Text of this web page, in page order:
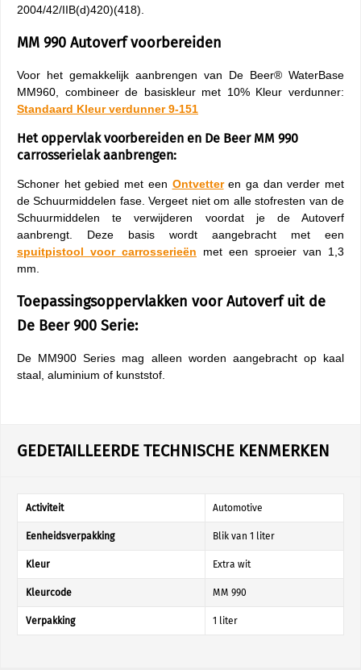
2004/42/IIB(d)420)(418).
MM 990 Autoverf voorbereiden
Voor het gemakkelijk aanbrengen van De Beer® WaterBase
MM960, combineer de basiskleur met 10% Kleur verdunner:
Standaard Kleur verdunner 9-151
Het oppervlak voorbereiden en De Beer MM 990
carrosserielak aanbrengen:
Schoner het gebied met een Ontvetteren ga dan verder met
de Schuurmiddelen fase. Vergeet niet om alle stofresten van de
Schuurmiddelen te verwijderen voordat je de Autoverf
aanbrengt. Deze basis wordt aangebracht met een
spuitpistool voor carrosserieën met een sproeier van 1,3
mm.
Toepassingsoppervlakken voor Autoverf uit de
De Beer 900 Serie:
De MM900 Series mag alleen worden aangebracht op kaal
staal, aluminium of kunststof.
GEDETAILLEERDE TECHNISCHE KENMERKEN
Activiteit Automotive
Eenheidsverpakking Blik van 1 liter
Kleur Extra wit
Kleurcode MM 990
Verpakking 1 liter